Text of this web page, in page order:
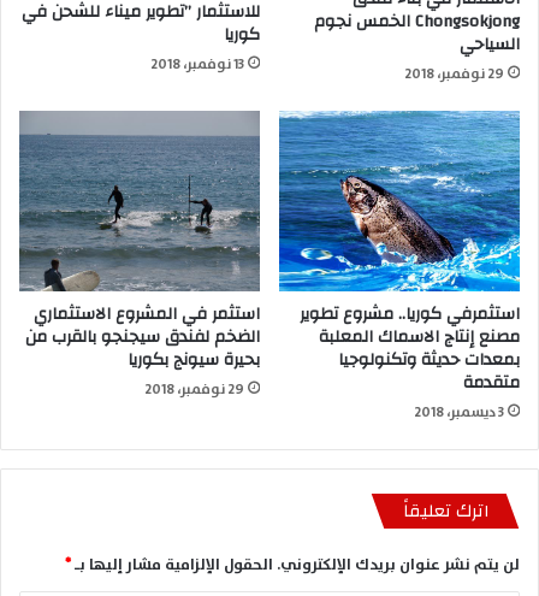
Chongsokjong الخمس نجوم
السياحي
29 نوفمبر، 2018
للاستثمار ”تطوير ميناء للشحن في
كوريا
13 نوفمبر، 2018
استثمرفي كوريا.. مشروع تطوير
مصنع إنتاج الاسماك المعلبة
بمعدات حديثة وتكنولوجيا
متقدمة
3 ديسمبر، 2018
استثمر في المشروع الاستثماري
الضخم لفندق سيجنجو بالقرب من
بحيرة سيونج بكوريا
29 نوفمبر، 2018
اترك تعليقاً
لن يتم نشر عنوان بريدك الإلكتروني. الحقول الإلزامية مشار إليها بـ*